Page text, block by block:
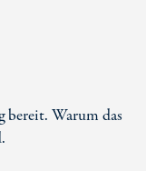
bereit. Warum das